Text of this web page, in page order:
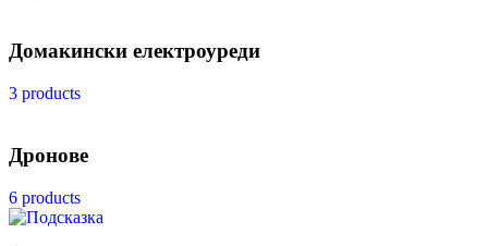
Домакински електроуреди
3 products
Дронове
6 products